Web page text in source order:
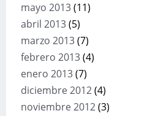
mayo 2013(11)
abril 2013(5)
marzo 2013(7)
febrero 2013(4)
enero 2013(7)
diciembre 2012(4)
noviembre 2012(3)